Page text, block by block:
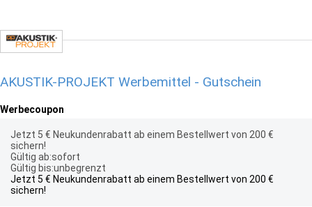
AKUSTIK-PROJEKT Werbemittel - Gutschein
Werbecoupon
Jetzt 5 € Neukundenrabatt ab einem Bestellwert von 200 €
sichern!
Gültig ab:sofort
Gültig bis:unbegrenzt
Jetzt 5 € Neukundenrabatt ab einem Bestellwert von 200 €
sichern!